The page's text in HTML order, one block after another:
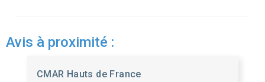
Avis à proximité :
CMAR Hauts de France